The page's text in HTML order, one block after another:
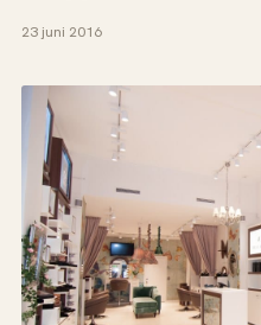
23 juni 2016